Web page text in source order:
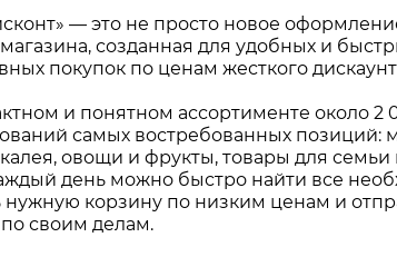
— это не просто новое
созданная для удобных и
покупок по ценам жесткого
и понятном ассортименте около 2
самых востребованных позиций:
овощи и фрукты, товары для семьи
день можно быстро найти все
нужную корзину по низким ценам и
своим делам.